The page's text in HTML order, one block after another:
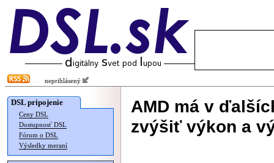
neprihlásený
DSL pripojenie
Ceny DSL
Dostupnosť DSL
Fórum o DSL
Výsledky meraní
AMD má v
zvýšiť výkon a